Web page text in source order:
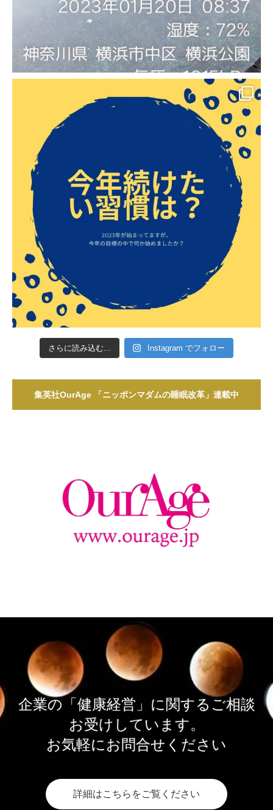
さらに読み込む... Instagram でフォロー
集英社OurAge 「ニッポンマダムの睡眠改革」連載中
企業の「健康経営」に関するご相談
お受けしています。
お気軽にお問合せください
詳細はこちらをご覧ください